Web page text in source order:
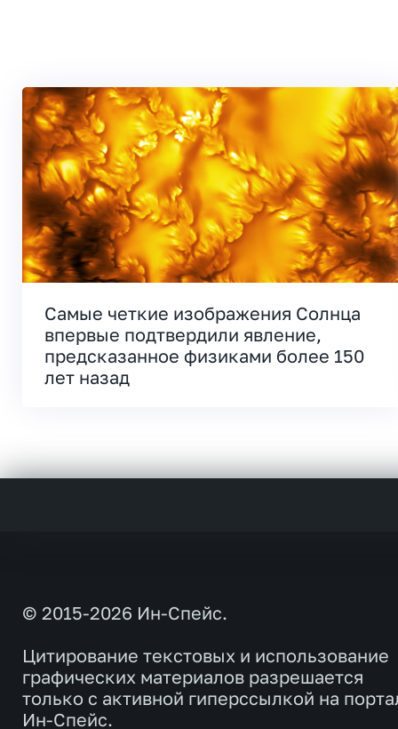
Самые четкие изображения Солнца
впервые подтвердили явление,
предсказанное физиками более 150
лет назад
© 2015-2026 Ин-Спейс.
Цитирование текстовых и использование
графических материалов разрешается
только с активной гиперссылкой на
Ин-Спейс.